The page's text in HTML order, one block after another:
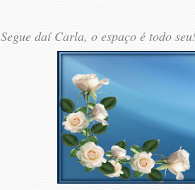
Segue daí Carla, o espaço é todo